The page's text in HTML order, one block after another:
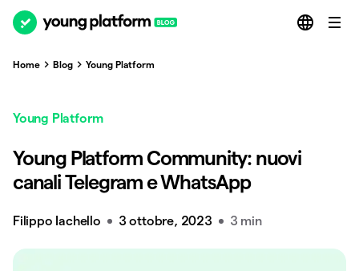
Home Blog Young Platform
Young Platform
Young Platform Community: nuovi
canali Telegram e WhatsApp
Filippo Iachello 3 ottobre, 2023 3 min